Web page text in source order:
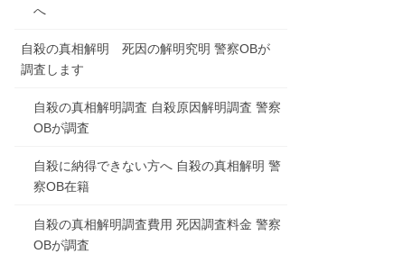
へ
自殺の真相解明 死因の解明究明 警察OBが
調査します
自殺の真相解明調査 自殺原因解明調査 警察
OBが調査
自殺に納得できない方へ 自殺の真相解明 警
察OB在籍
自殺の真相解明調査費用 死因調査料金 警察
OBが調査